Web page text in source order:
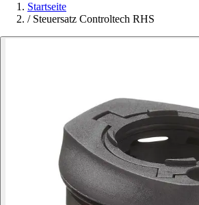
Startseite
/ Steuersatz Controltech RHS